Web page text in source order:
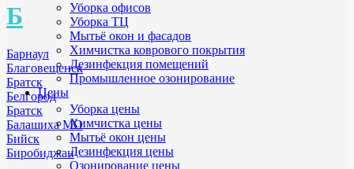
Б
Барнаул
Благовещенск
Братск
Белгород
Братск
Балашиха МО
Бийск
Биробиджан
Уборка офисов
Уборка ТЦ
Мытьё окон и фасадов
Химчистка коврового покрытия
Дезинфекция помещений
Промышленное озонирование
Цены
Уборка цены
Химчистка цены
Мытьё окон цены
Дезинфекция цены
Озонирование цены